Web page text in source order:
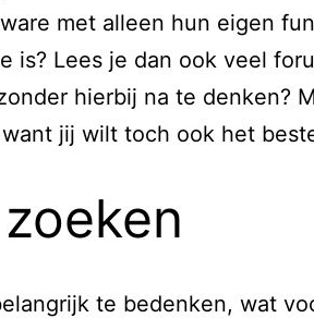
met alleen hun eigen
is? Lees je dan ook veel
hierbij na te denken?
jij wilt toch ook het
te bedenken, wat